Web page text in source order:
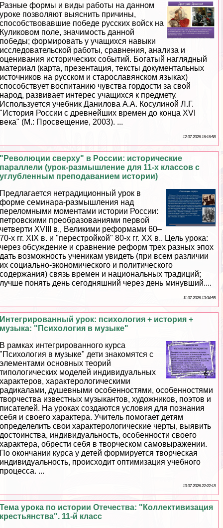
Разные формы и виды работы на данном
уроке позволяют выяснить причины,
способствовавшие победе русских войск на
Куликовом поле, значимость данной
победы; формировать у учащихся навыки
исследовательской работы, сравнения, анализа и
оценивания исторических событий. Богатый наглядный
материал (карта, презентация, тексты документальных
источников на русском и старославянском языках)
способствует воспитанию чувства гордости за свой
народ, развивает интерес учащихся к предмету.
Используется учебник Данилова А.А. Косулиной Л.Г.
"История России с древнейших времен до конца XVI
века" (М.: Просвещение, 2003). ...
12 07 2026 16:16:58
"Революции сверху" в России: исторические
параллели (урок-размышление для 11-х классов с
углубленным преподаванием истории)
Предлагается нетрадиционный урок в
форме семинара-размышления над
переломными моментами истории России:
петровскими преобразованиями первой
четверти XVIII в., Великими реформами 60–
70-х гг. XIX в. и "перестройкой" 80-х гг. ХХ в.. Цель урока:
через обсуждение и сравнение реформ трех разных эпох
дать возможность ученикам увидеть (при всем различии
их социально-экономического и политического
содержания) связь времен и национальных традиций;
лучше понять день сегодняшний через день минувший....
11 07 2026 13:34:55
Интегрированный урок: психология + история +
музыка: "Психология в музыке"
В рамках интегрированного курса
"Психология в музыке" дети знакомятся с
элементами основных теорий
типологических моделей индивидуальных
хаpaктеров, хаpaктерологическими
радикалами, душевными особенностями, особенностями
творчества известных музыкантов, художников, поэтов и
писателей. На уроках создаются условия для познания
себя и своего хаpaктера. Учитель помогает детям
определелить свои хаpaктерологические черты, выявить
достоинства, индивидуальность, особенности своего
хаpaктера, обрести себя в творческом самовыражении.
По окончании курса у детей формируется творческая
индивидуальность, происходит оптимизация учебного
процесса. ...
10 07 2026 22:22:18
Тема урока по истории Отечества: "Коллективизация
крестьянства". 11-й класс